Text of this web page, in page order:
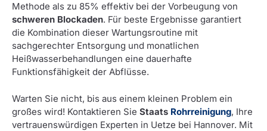
Methode als zu 85% effektiv bei der Vorbeugung von
schweren Blockaden. Für beste Ergebnisse garantiert
die Kombination dieser Wartungsroutine mit
sachgerechter Entsorgung und monatlichen
Heißwasserbehandlungen eine dauerhafte
Funktionsfähigkeit der Abflüsse.
Warten Sie nicht, bis aus einem kleinen Problem ein
großes wird! Kontaktieren Sie Staats Rohrreinigung, Ihre
vertrauenswürdigen Experten in Uetze bei Hannover. Mit